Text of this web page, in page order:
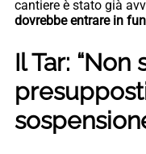
cantiere è stato già
dovrebbe entrare in
Il Tar: “Non